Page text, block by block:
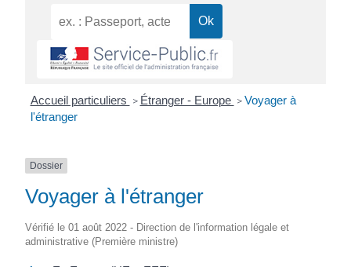
Accueil particuliers > Étranger - Europe > Voyager à
l'étranger
Dossier
Voyager à l'étranger
Vérifié le 01 août 2022 - Direction de l'information légale et
administrative (Première ministre)